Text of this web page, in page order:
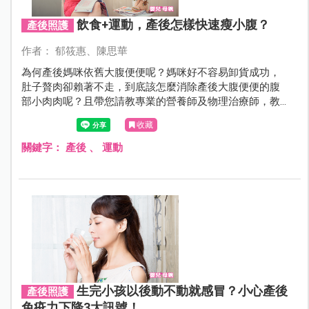
產後照護 飲食+運動，產後怎樣快速瘦小腹？
作者： 郁筱惠、陳思華
為何產後媽咪依舊大腹便便呢？媽咪好不容易卸貨成功，
肚子贅肉卻賴著不走，到底該怎麼消除產後大腹便便的腹
部小肉肉呢？且帶您請教專業的營養師及物理治療師，教
您產後從飲食、運動下手，達到快速燃脂及瘦肚的正確方
收藏
關鍵字： 產後、 運動
產後照護
生完小孩以後動不動就感冒？小心產後